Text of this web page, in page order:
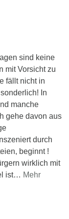
sind keine
mit Vorsicht zu
fällt nicht in
In
manche
gehe davon aus
durch
beginnt !
wirklich mit
ist… Mehr